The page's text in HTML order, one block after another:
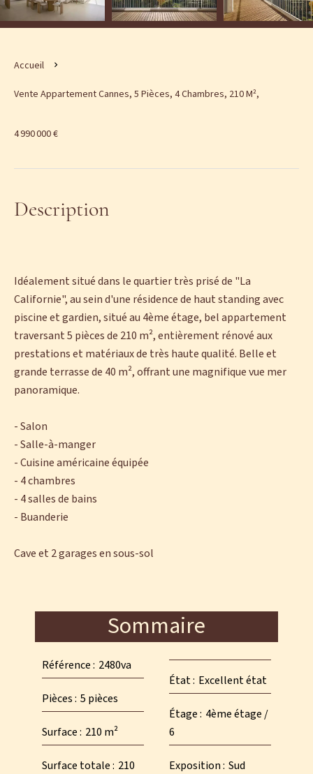
Accueil
Vente Appartement Cannes, 5 Pièces, 4 Chambres, 210 M²,
4 990 000 €
Description
Idéalement situé dans le quartier très prisé de "La
Californie", au sein d'une résidence de haut standing avec
piscine et gardien, situé au 4ème étage, bel appartement
traversant 5 pièces de 210 m², entièrement rénové aux
prestations et matériaux de très haute qualité. Belle et
grande terrasse de 40 m², offrant une magnifique vue mer
panoramique.
- Salon
- Salle-à-manger
- Cuisine américaine équipée
- 4 chambres
- 4 salles de bains
- Buanderie
Cave et 2 garages en sous-sol
Sommaire
Référence 2480va
Pièces 5 pièces
Surface 210 m²
Surface totale 210
État Excellent état
Étage 4ème étage /
6
Exposition Sud